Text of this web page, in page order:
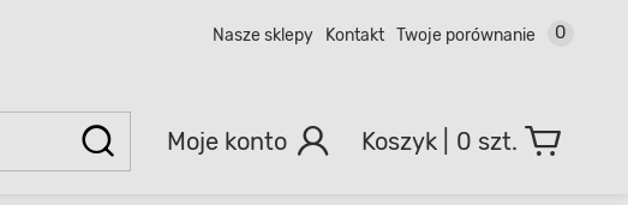
Nasze sklepy Kontakt Twoje porównanie 0
Moje konto 0 szt.